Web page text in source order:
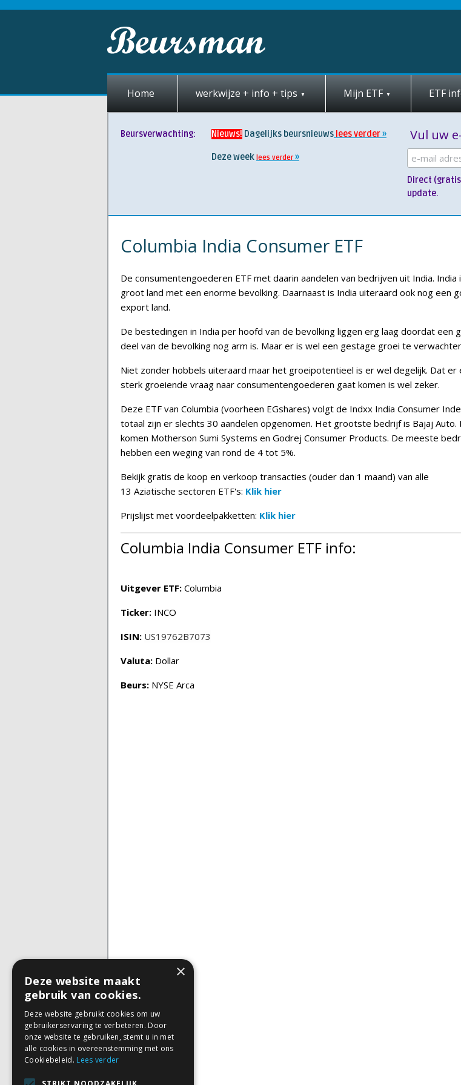
Home werkwijze + info + tips Mijn ETF ETF
Beursverwachting: Nieuws! Dagelijks beursnieuws lees verder
Deze week lees verder
Vul uw
Direct
update.
Columbia India Consumer ETF
De consumentengoederen ETF met daarin aandelen van bedrijven uit India. India
groot land met een enorme bevolking. Daarnaast is India uiteraard ook nog een
export land.
De bestedingen in India per hoofd van de bevolking liggen erg laag doordat een
deel van de bevolking nog arm is. Maar er is wel een gestage groei te
Niet zonder hobbels uiteraard maar het groeipotentieel is er wel degelijk. Dat er
sterk groeiende vraag naar consumentengoederen gaat komen is wel zeker.
Deze ETF van Columbia (voorheen EGshares) volgt de Indxx India Consumer
totaal zijn er slechts 30 aandelen opgenomen. Het grootste bedrijf is Bajaj Auto.
komen Motherson Sumi Systems en Godrej Consumer Products. De meeste
hebben een weging van rond de 4 tot 5%.
Bekijk gratis de koop en verkoop transacties (ouder dan 1 maand) van alle
13 Aziatische sectoren ETF's: Klik hier
Prijslijst met voordeelpakketten: Klik hier
Columbia India Consumer ETF info:
Uitgever ETF: Columbia
Ticker: INCO
ISIN: US19762B7073
Valuta: Dollar
Beurs: NYSE Arca
×
Deze website maakt
gebruik van cookies.
Deze website gebruikt cookies om uw
gebruikerservaring te verbeteren. Door
onze website te gebruiken, stemt u in met
alle cookies in overeenstemming met ons
Cookiebeleid. Lees verder